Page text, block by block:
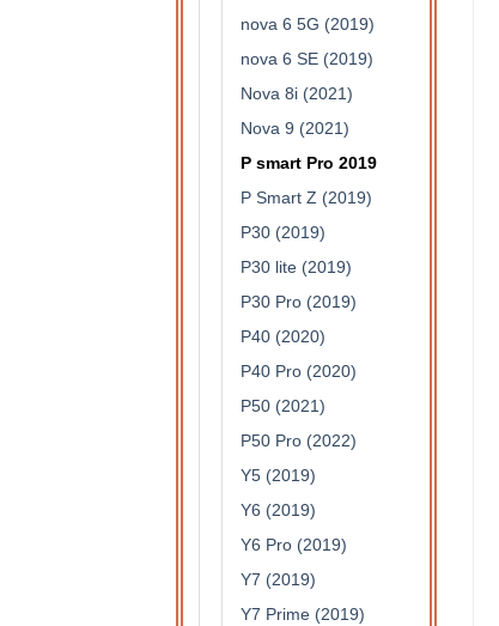
nova 6 5G (2019)
nova 6 SE (2019)
Nova 8i (2021)
Nova 9 (2021)
P smart Pro 2019
P Smart Z (2019)
P30 (2019)
P30 lite (2019)
P30 Pro (2019)
P40 (2020)
P40 Pro (2020)
P50 (2021)
P50 Pro (2022)
Y5 (2019)
Y6 (2019)
Y6 Pro (2019)
Y7 (2019)
Y7 Prime (2019)